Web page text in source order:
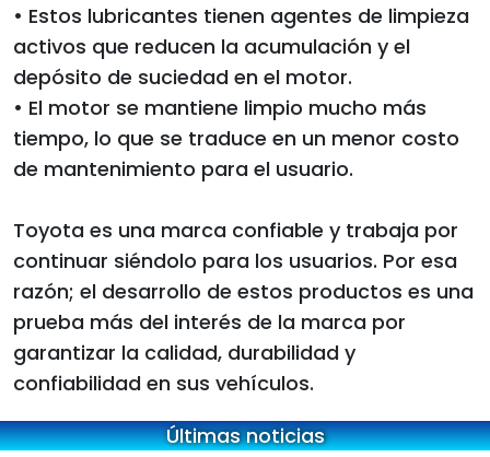
• Estos lubricantes tienen agentes de limpieza
activos que reducen la acumulación y el
depósito de suciedad en el motor.
• El motor se mantiene limpio mucho más
tiempo, lo que se traduce en un menor costo
de mantenimiento para el usuario.
Toyota es una marca confiable y trabaja por
continuar siéndolo para los usuarios. Por esa
razón; el desarrollo de estos productos es una
prueba más del interés de la marca por
garantizar la calidad, durabilidad y
confiabilidad en sus vehículos.
Últimas noticias